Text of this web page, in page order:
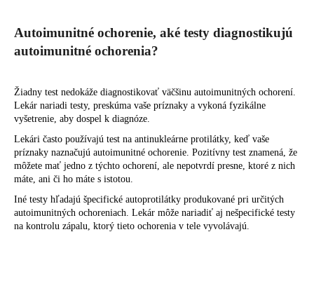
Autoimunitné ochorenie, aké testy diagnostikujú
autoimunitné ochorenia?
Žiadny test nedokáže diagnostikovať väčšinu autoimunitných ochorení.
Lekár nariadi testy, preskúma vaše príznaky a vykoná fyzikálne
vyšetrenie, aby dospel k diagnóze.
Lekári často používajú test na antinukleárne protilátky, keď vaše
príznaky naznačujú autoimunitné ochorenie. Pozitívny test znamená, že
môžete mať jedno z týchto ochorení, ale nepotvrdí presne, ktoré z nich
máte, ani či ho máte s istotou.
Iné testy hľadajú špecifické autoprotilátky produkované pri určitých
autoimunitných ochoreniach. Lekár môže nariadiť aj nešpecifické testy
na kontrolu zápalu, ktorý tieto ochorenia v tele vyvolávajú.